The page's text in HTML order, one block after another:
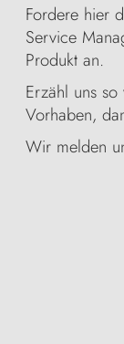
Fordere hier
Service
Produkt an.
Erzähl uns
Vorhaben,
Wir melden